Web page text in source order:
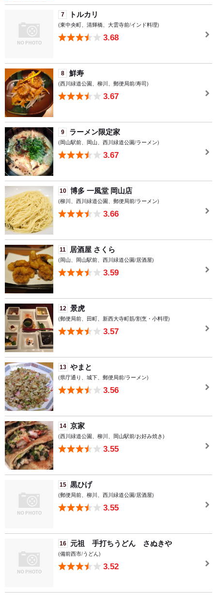
7 トルカリ
(東中央町、清輝橋、大雲寺前/インド料理)
3.68
8 鮮寿
(西川緑道公園、柳川、郵便局前/寿司)
3.67
9 ラーメン限定家
(岡山駅前、岡山、西川緑道公園/ラーメン)
3.67
10 博多 一風堂 岡山店
(柳川、西川緑道公園、郵便局前/ラーメン)
3.66
11 居酒屋 さくら
(岡山、岡山駅前、西川緑道公園/居酒屋)
3.59
12 景虎
(郵便局前、田町、新西大寺町筋/割烹・小料理)
3.57
13 やまと
(県庁通り、城下、郵便局前/ラーメン)
3.56
14 京家
(西川緑道公園、柳川、岡山駅前/お好み焼き)
3.55
15 黒ひげ
(郵便局前、柳川、西川緑道公園/居酒屋)
3.55
16 元祖 手打ちうどん さぬきや
(備前西市/うどん)
3.52